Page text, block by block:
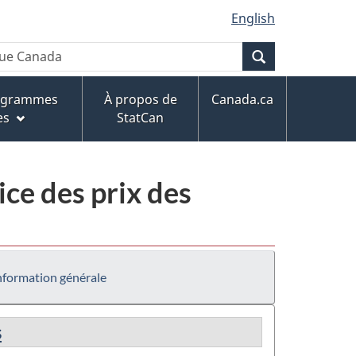
English
À propos de
StatCan
Canada.ca
des prix des
générale